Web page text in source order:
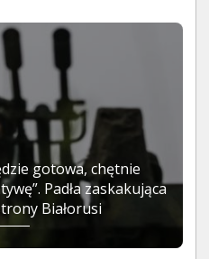
gotowa, chętnie
Padła zaskakująca
Białorusi